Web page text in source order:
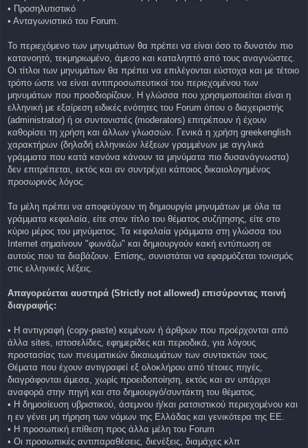
• Προσηλυτιστικό
• Ανταγωνιστικό του Forum.
Το περιεχόμενο των μηνυμάτων θα πρέπει να είναι όσο το δυνατόν πιο
κατανοητό, τεκμηριωμένο, άμεσο και καταληπτό από τους αναγνώστες.
Οι τίτλοι των μηνυμάτων θα πρέπει να επιλέγονται εύστοχα και με τέτοιο
τρόπο ώστε να είναι αντιπροσωπευτικοί του περιεχομένου των
μηνυμάτων που προσδιορίζουν. Η γλώσσα που χρησιμοποιείται είναι η
ελληνική με εξαίρεση ειδικές ενότητες του Forum όπου ο διαχειριστής
(administrator) ή οι συντονιστές (moderators) επιτρέπουν ή έχουν
καθορίσει τη χρήση και άλλων γλωσσών. Γενικά η χρήση greekenglish
χαρακτήρων (δηλαδή ελληνικών λέξεων γραμμένων με αγγλικά
γράμματα που κατά κανόνα κάνουν τα μηνύματα πιο δυσανάγνωστα)
δεν επιτρέπεται, εκτός και αν συντρέχει κάποιος δικαιολογημένος
προσωρινός λόγος.
Τα μέλη πρέπει να αποφεύγουν τη δημιουργία μηνυμάτων με όλα τα
γράμματα κεφαλαία, είτε στον τίτλο του θέματος συζήτησης, είτε στο
κύριο μέρος του μηνύματος. Τα κεφαλαία γράμματα στη γλώσσα του
Internet σημαίνουν "φωνάζω" και δημιουργούν κακή εντύπωση σε
αυτούς που τα διαβάζουν. Επίσης, συνιστάται να εφαρμόζεται τονισμός
στις ελληνικές λέξεις.
Απαγορεύεται αυστηρά (Strictly not allowed) επισύροντας ποινή
διαγραφής:
• Η αντιγραφή (copy-paste) κειμένων ή άρθρων που προέρχονται από
άλλα sites, ιστοσελίδες, εφημερίδες και περιοδικά, για λόγους
προστασίας των πνευματικών δικαιωμάτων των συντακτών τους.
Θέματα που έχουν αντιγραφεί εξ ολοκλήρου από τέτοιες πηγές,
διαγράφονται άμεσα, χωρίς προειδοποίηση, εκτός και αν υπάρχει
αναφορά στην πηγή και στο δημιουργό/συντάκτη του θέματος.
• Η δημοσίευση υβριστικού, άσεμνου ή/και ρατσιστικού περιεχομένου και
η εν γένει μη τήρηση των νόμων της Ελλάδας και γενικότερα της ΕΕ.
• Η προσωπική επίθεση προς άλλα μέλη του Forum
• Οι προσωπικές αντιπαραθέσεις, διενέξεις, διαμάχες κλπ